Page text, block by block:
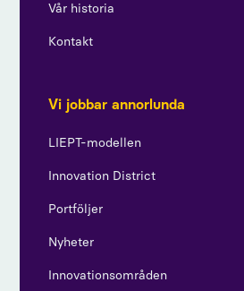
Vår historia
Kontakt
Vi jobbar annorlunda
LIEPT-modellen
Innovation District
Portföljer
Nyheter
Innovationsområden